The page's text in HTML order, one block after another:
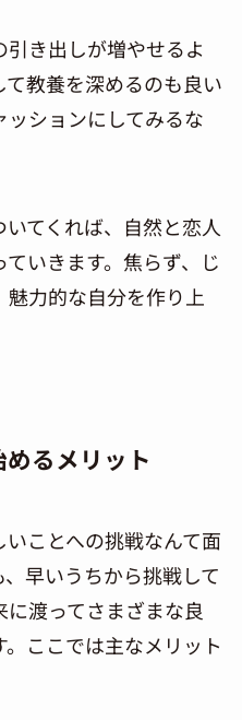
き出しが増やせるよ
教養を深めるのも良い
ションにしてみるな
てくれば、自然と恋人
いきます。焦らず、じ
魅力的な自分を作り上
るメリット
ことへの挑戦なんて面
早いうちから挑戦して
渡ってさまざまな良
ここでは主なメリット